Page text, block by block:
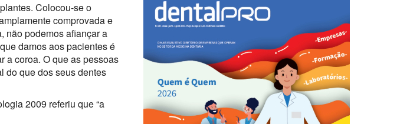
Colocou-se o
comprovada e
não podemos afiançar a
damos aos pacientes é
a coroa. O que as pessoas
do que dos seus dentes
2009 referiu que “a